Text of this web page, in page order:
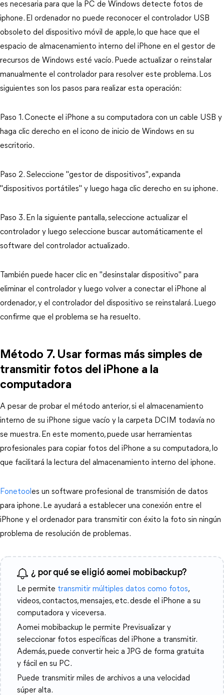
es necesaria para que la PC de Windows detecte fotos de
iphone. El ordenador no puede reconocer el controlador USB
obsoleto del dispositivo móvil de apple, lo que hace que el
espacio de almacenamiento interno del iPhone en el gestor de
recursos de Windows esté vacío. Puede actualizar o reinstalar
manualmente el controlador para resolver este problema. Los
siguientes son los pasos para realizar esta operación:
Paso 1. Conecte el iPhone a su computadora con un cable USB y
haga clic derecho en el icono de inicio de Windows en su
escritorio.
Paso 2. Seleccione "gestor de dispositivos", expanda
"dispositivos portátiles" y luego haga clic derecho en su iphone.
Paso 3. En la siguiente pantalla, seleccione actualizar el
controlador y luego seleccione buscar automáticamente el
software del controlador actualizado.
También puede hacer clic en "desinstalar dispositivo" para
eliminar el controlador y luego volver a conectar el iPhone al
ordenador, y el controlador del dispositivo se reinstalará. Luego
confirme que el problema se ha resuelto.
Método 7. Usar formas más simples de
transmitir fotos del iPhone a la
computadora
A pesar de probar el método anterior, si el almacenamiento
interno de su iPhone sigue vacío y la carpeta DCIM todavía no
se muestra. En este momento, puede usar herramientas
profesionales para copiar fotos del iPhone a su computadora, lo
que facilitará la lectura del almacenamiento interno del iphone.
Fonetool es un software profesional de transmisión de datos
para iphone. Le ayudará a establecer una conexión entre el
iPhone y el ordenador para transmitir con éxito la foto sin ningún
problema de resolución de problemas.
¿ por qué se eligió aomei mobibackup?
Le permite transmitir múltiples datos como fotos,
videos, contactos, mensajes, etc. desde el iPhone a su
computadora y viceversa.
Aomei mobibackup le permite Previsualizar y
seleccionar fotos específicas del iPhone a transmitir.
Además, puede convertir heic a JPG de forma gratuita
y fácil en su PC.
Puede transmitir miles de archivos a una velocidad
súper alta.